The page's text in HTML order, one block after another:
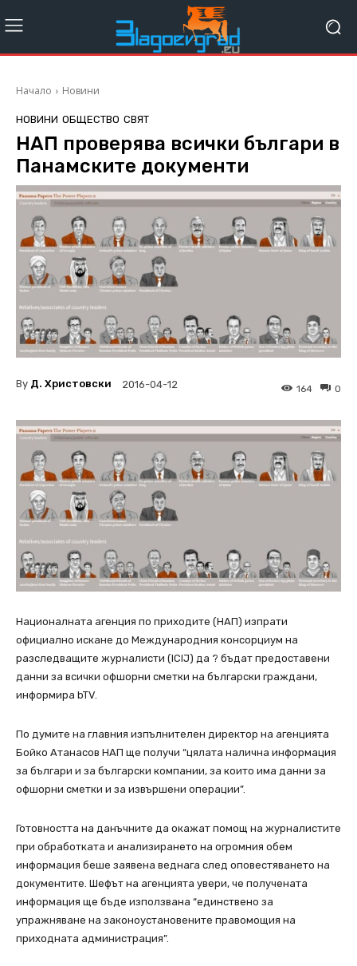
Начало Новини
НОВИНИ ОБЩЕСТВО СВЯТ
НАП проверява всички българи в
Панамските документи
By Д. Христовски 2016-04-12 0
164
Националната агенция по приходите (НАП) изпрати
официално искане до Международния консорциум на
разследващите журналисти (ICIJ) да ? бъдат предоставени
данни за всички офшорни сметки на български граждани,
информира bTV.
По думите на главния изпълнителен директор на агенцията
Бойко Атанасов НАП ще получи “цялата налична информация
за българи и за български компании, за които има данни за
офшорни сметки и за извършени операции”.
Готовността на данъчните да окажат помощ на журналистите
при обработката и анализирането на огромния обем
информация беше заявена веднага след оповестяването на
документите. Шефът на агенцията увери, че получената
информация ще бъде използвана “единствено за
упражняване на законоустановените правомощия на
приходната администрация”.